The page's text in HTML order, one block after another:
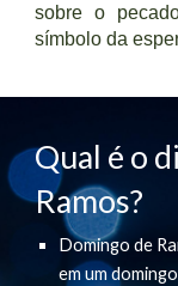
sobre o
símbolo da
Qual é o
Ramos?
Domingo de
em um domingo